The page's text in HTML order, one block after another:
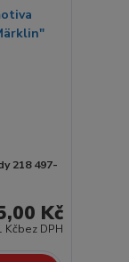
218 497-
Kč
Kčbez DPH